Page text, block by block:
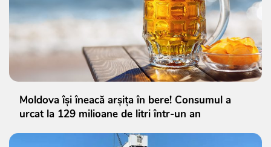
Moldova își îneacă arșița în bere! Consumul a
urcat la 129 milioane de litri într-un an